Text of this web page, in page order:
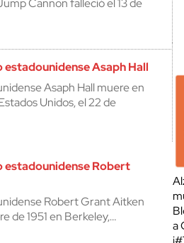
Cannon falleció el 13 de
Asaph Hall
Asaph Hall muere en
Unidos, el 22 de
estadounidense Robert
Robert Grant Aitken
de 1951 en Berkeley,…
a